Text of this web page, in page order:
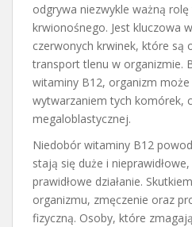
odgrywa niezwykle ważną rolę
krwionośnego. Jest kluczowa
czerwonych krwinek, które są
transport tlenu w organizmie.
witaminy B12, organizm
wytwarzaniem tych komórek,
megaloblastycznej.
Niedobór witaminy B12
stają się duże i
prawidłowe działanie.
organizmu, zmęczenie oraz
fizyczną. Osoby, które